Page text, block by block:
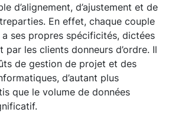
d’alignement, d’ajustement et de
En effet, chaque couple
ses propres spécificités, dictées
par les clients donneurs d’ordre. Il
de gestion de projet et des
d’autant plus
que le volume de données